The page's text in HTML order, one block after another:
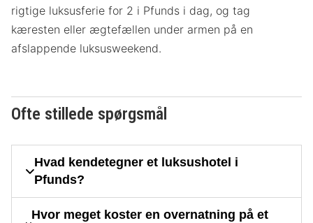
rigtige luksusferie for 2 i Pfunds i dag, og tag
kæresten eller ægtefællen under armen på en
afslappende luksusweekend.
Ofte stillede spørgsmål
Hvad kendetegner et luksushotel i
Pfunds?
Hvor meget koster en overnatning på et